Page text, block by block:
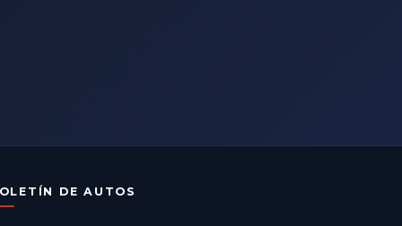
DE AUTOS